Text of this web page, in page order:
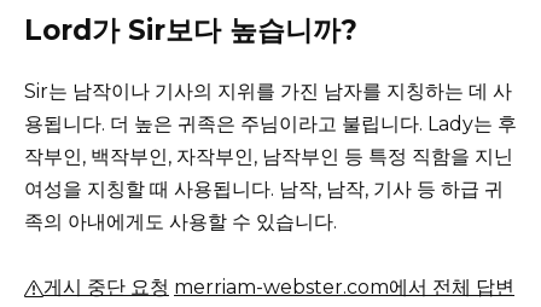
Lord가 Sir보다 높습니까?
Sir는 남작이나 기사의 지위를 가진 남자를 지칭하는 데 사
용됩니다. 더 높은 귀족은 주님이라고 불립니다. Lady는 후
작부인, 백작부인, 자작부인, 남작부인 등 특정 직함을 지닌
여성을 지칭할 때 사용됩니다. 남작, 남작, 기사 등 하급 귀
족의 아내에게도 사용할 수 있습니다.
게시 중단 요청 merriam-webster.com에서 전체 답변